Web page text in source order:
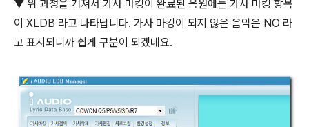
▼ 위 과정을 거쳐서 가사 마킹이 완료된 음원에는 가사 마킹 항목
이 XLDB 라고 나타납니다. 가사 마킹이 되지 않은 음악은 NO 라
고 표시되니까 쉽게 구분이 되겠네요.